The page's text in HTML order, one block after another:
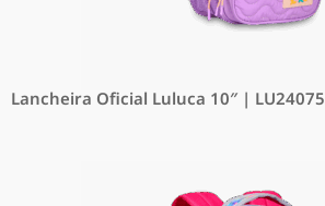
Lancheira Oficial Luluca 10″ | LU24075